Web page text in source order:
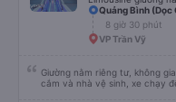
cơ bị mất dịch vụ. -0,5 sao khi
trả lời tại nhà riêng. Điểm
đăng ký. Nhân viên chuyên
app Vexere và HK Busline và
Quảng Bình (Dọc
8 giờ 30 phút
VP Trần Vỹ
Giường nằm riêng tư, không
cắm và nhà vệ sinh, xe chạy